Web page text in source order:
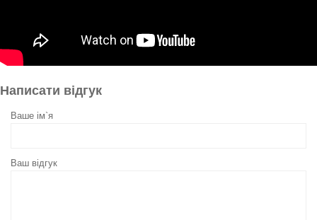
Написати відгук
Ваше ім`я
Ваш відгук